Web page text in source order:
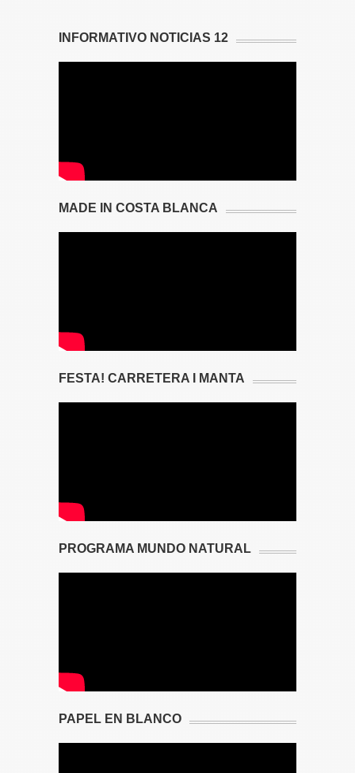
INFORMATIVO NOTICIAS 12
MADE IN COSTA BLANCA
FESTA! CARRETERA I MANTA
PROGRAMA MUNDO NATURAL
PAPEL EN BLANCO